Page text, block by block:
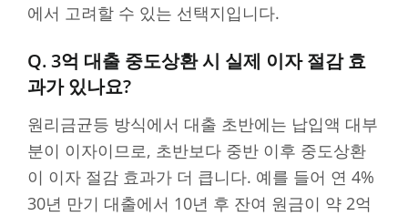
에서 고려할 수 있는 선택지입니다.
Q. 3억 대출 중도상환 시 실제 이자 절감 효
과가 있나요?
원리금균등 방식에서 대출 초반에는 납입액 대부
분이 이자이므로, 초반보다 중반 이후 중도상환
이 이자 절감 효과가 더 큽니다. 예를 들어 연 4%
30년 만기 대출에서 10년 후 잔여 원금이 약 2억